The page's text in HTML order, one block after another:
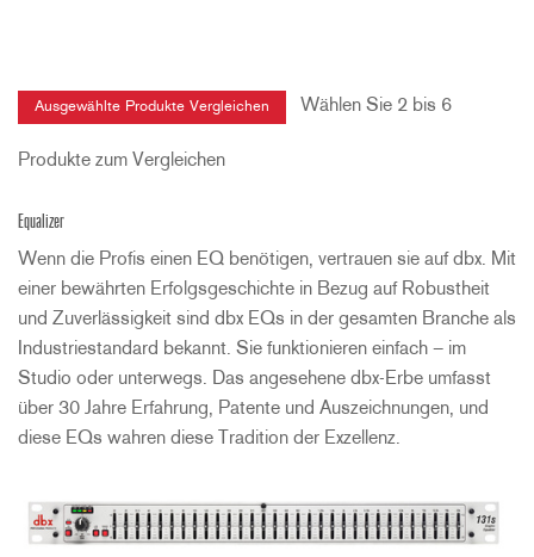
Wählen Sie 2 bis 6
Produkte zum Vergleichen
Equalizer
Wenn die Profis einen EQ benötigen, vertrauen sie auf dbx. Mit
einer bewährten Erfolgsgeschichte in Bezug auf Robustheit
und Zuverlässigkeit sind dbx EQs in der gesamten Branche als
Industriestandard bekannt. Sie funktionieren einfach – im
Studio oder unterwegs. Das angesehene dbx-Erbe umfasst
über 30 Jahre Erfahrung, Patente und Auszeichnungen, und
diese EQs wahren diese Tradition der Exzellenz.